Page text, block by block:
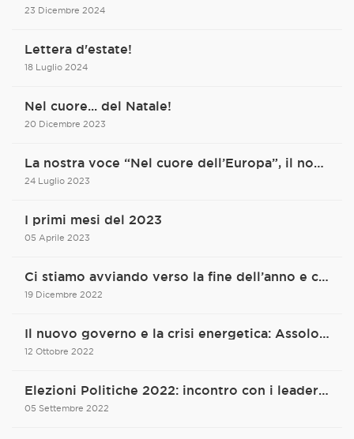
23 Dicembre 2024
Lettera d'estate!
18 Luglio 2024
Nel cuore... del Natale!
20 Dicembre 2023
La nostra voce “Nel cuore dell’Europa”, il nostro lavoro il cuore dell’Europa.
24 Luglio 2023
I primi mesi del 2023
05 Aprile 2023
Ci stiamo avviando verso la fine dell’anno e come di consueto è tempo di bilanci.
19 Dicembre 2022
Il nuovo governo e la crisi energetica: Assolombarda c'è
12 Ottobre 2022
Elezioni Politiche 2022: incontro con i leader dei principali partiti
05 Settembre 2022